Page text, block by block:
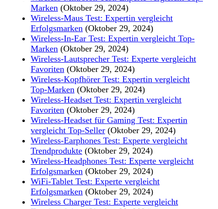
Marken (Oktober 29, 2024)
Wireless-Maus Test: Expertin vergleicht
Erfolgsmarken (Oktober 29, 2024)
Wireless-In-Ear Test: Expertin vergleicht Top-
Marken (Oktober 29, 2024)
Wireless-Lautsprecher Test: Experte vergleicht
Favoriten (Oktober 29, 2024)
Wireless-Kopfhörer Test: Expertin vergleicht
Top-Marken (Oktober 29, 2024)
Wireless-Headset Test: Expertin vergleicht
Favoriten (Oktober 29, 2024)
Wireless-Headset für Gaming Test: Expertin
vergleicht Top-Seller (Oktober 29, 2024)
Wireless-Earphones Test: Experte vergleicht
Trendprodukte (Oktober 29, 2024)
Wireless-Headphones Test: Experte vergleicht
Erfolgsmarken (Oktober 29, 2024)
WiFi-Tablet Test: Experte vergleicht
Erfolgsmarken (Oktober 29, 2024)
Wireless Charger Test: Experte vergleicht